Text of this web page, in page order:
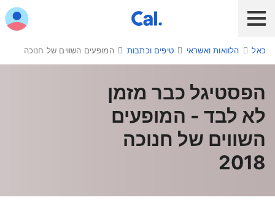
לקוח כאל לקוח Diners Club כאל לעסקים
הלוואות ואשראי
מבצעים והטבות
חו"ל
כאל הלוואות ואשראי טיפים וכתבות המופעים השווים של חנוכה
הפסטיגל כבר מזמן
לא לבד - המופעים
השווים של חנוכה
2018